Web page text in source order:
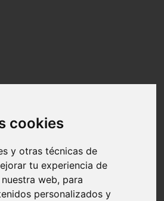
cookies
y otras técnicas de
tu experiencia de
web, para
personalizados y
alarcón
santa-maría